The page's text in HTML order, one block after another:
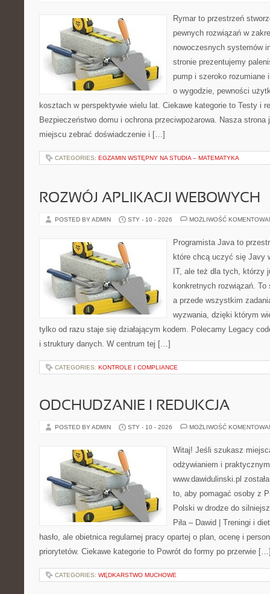
Rymar to przestrzeń
pewnych rozwiązań w
nowoczesnych systemów
stronie prezentujemy
pump i szeroko rozumiane
o wygodzie, pewności
kosztach w perspektywie wielu lat. Ciekawe kategorie to Testy i
Bezpieczeństwo domu i ochrona przeciwpożarowa. Nasza
miejscu zebrać doświadczenie i […]
CATEGORIES: EGZAMIN WSTĘPNY NA STUDIA – MATEMATYKA
ROZWÓJ APLIKACJI WEBOWYCH
POSTED BY ADMIN STY - 10 - 2026 MOŻLIWOŚĆ
Programista Java to
które chcą uczyć się Javy
IT, ale też dla tych, którzy
konkretnych rozwiązań.
a przede wszystkim
wyzwania, dzięki którym
tylko od razu staje się działającym kodem. Polecamy Legacy
i struktury danych. W centrum tej […]
CATEGORIES: KONTROLE I COMPLIANCE
ODCHUDZANIE I REDUKCJA
POSTED BY ADMIN STY - 10 - 2026 MOŻLIWOŚĆ
Witaj! Jeśli szukasz
odżywianiem i
www.dawidulinski.pl
to, aby pomagać osoby z
Polski w drodze do
Piła – Dawid | Treningi i
hasło, ale obietnica regularnej pracy opartej o plan, ocenę i
priorytetów. Ciekawe kategorie to Powrót do formy po przerwie
CATEGORIES: WĘDKARSTWO MUCHOWE